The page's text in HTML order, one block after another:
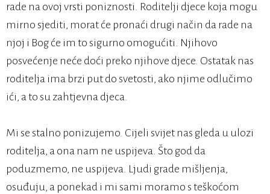
rade na ovoj vrsti poniznosti. Roditelji djece koja mogu
mirno sjediti, morat će pronaći drugi način da rade na
njoj i Bog će im to sigurno omogućiti. Njihovo
posvećenje neće doći preko njihove djece. Ostatak nas
roditelja ima brzi put do svetosti, ako njime odlučimo
ići, a to su zahtjevna djeca.
Mi se stalno ponizujemo. Cijeli svijet nas gleda u ulozi
roditelja, a ona nam ne uspijeva. Što god da
poduzmemo, ne uspijeva. Ljudi grade mišljenja,
osuđuju, a ponekad i mi sami moramo s teškoćom